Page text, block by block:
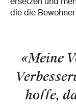
die die
«Meine
hoffe,